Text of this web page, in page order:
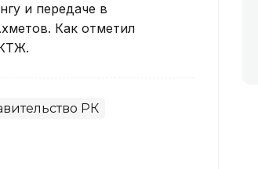
и передаче в
Как отметил
РК